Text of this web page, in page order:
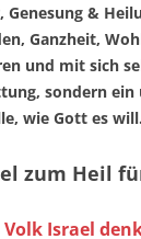
Genesung &
Ganzheit,
und mit sich
sondern ein
wie Gott es will.
zum Heil
Israel